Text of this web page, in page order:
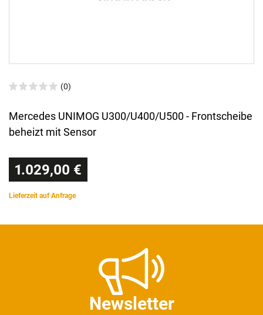
(0)
Mercedes UNIMOG U300/U400/U500 - Frontscheibe
beheizt mit Sensor
1.029,00 €
Lieferzeit auf Anfrage
Newsletter